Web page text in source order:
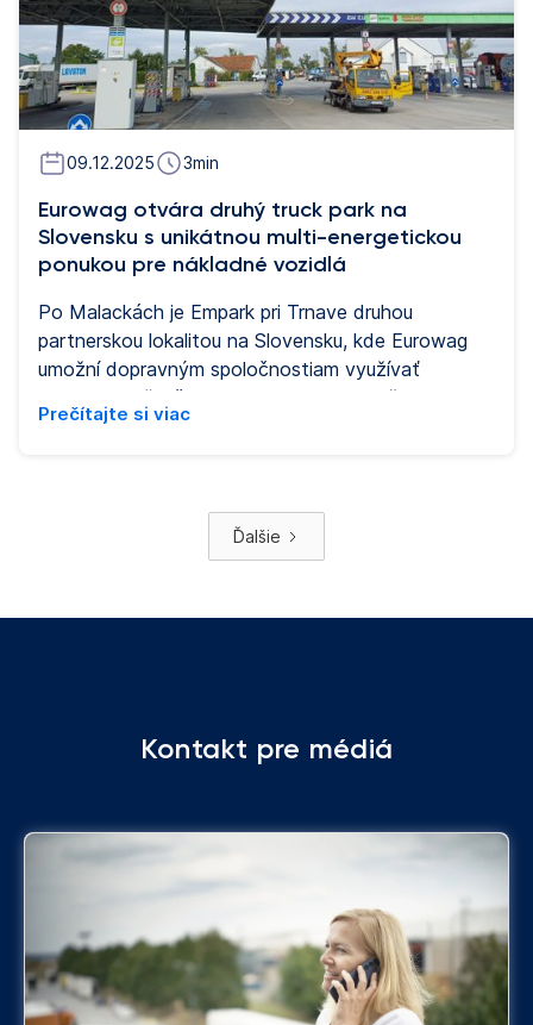
mobilitu Eurowagu. Biofuel Swap pomôže
dopravným spoločnostiam kdekoľvek v Európe
dosiahnuť okamžité, merateľné a certifikované
zníženie emisií CO2 – bez zmien v ich prevádzke.
09.12.2025 3min
Eurowag otvára druhý truck park na
Slovensku s unikátnou multi-energetickou
ponukou pre nákladné vozidlá
Po Malackách je Empark pri Trnave druhou
partnerskou lokalitou na Slovensku, kde Eurowag
umožní dopravným spoločnostiam využívať
najmodernejšie čerpacie zariadenia a služby. Dva
značkové pruhy na čerpacej stanici a služby sú
bezpečné parkovanie s vybavením a službami
prispôsobenými pre nákladné vozidlá.
Prečítajte si viac
Ďalšie
Kontakt pre médiá